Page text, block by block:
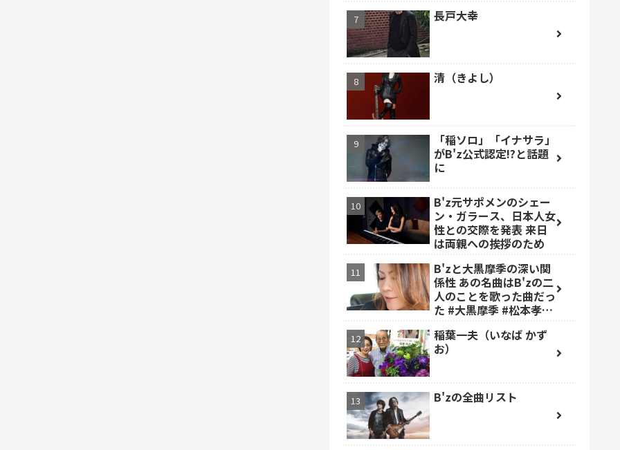
長戸大幸
清（きよし）
「稲ソロ」「イナサラ」
がB'z公式認定!?と話題
に
B'z元サポメンのシェー
ン・ガラース、日本人女
性との交際を発表 来日
は両親への挨拶のため
B'zと大黒摩季の深い関
係性 あの名曲はB'zの二
人のことを歌った曲だっ
た #大黒摩季 #松本孝弘
稲葉一夫（いなば かず
お）
B'zの全曲リスト